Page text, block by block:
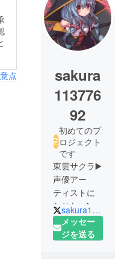
点
sakura
113776
92
初めてのプ
ロジェクト
です
東雲サクラ▶️
声優アー
ティストに
なりたい▶️参
加予定イベ
→夏コミ(予
sakura11377692
メッセー
ジを送る